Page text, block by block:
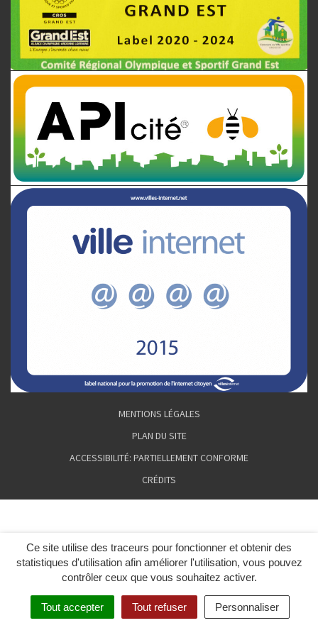
Ce site utilise des traceurs pour fonctionner et obtenir des
statistiques d'utilisation afin améliorer l'utilisation, vous pouvez
contrôler ceux que vous souhaitez activer.
Tout accepter Tout refuser Personnaliser
MENTIONS LÉGALES
PLAN DU SITE
ACCESSIBILITÉ: PARTIELLEMENT CONFORME
CRÉDITS